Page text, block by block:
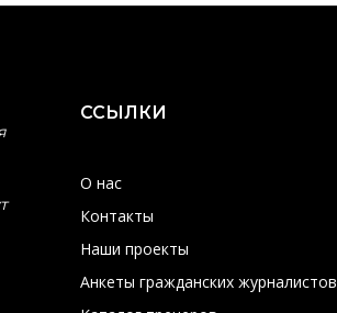
ССЫЛКИ
О нас
Контакты
Наши проекты
Анкеты гражданских журналистов